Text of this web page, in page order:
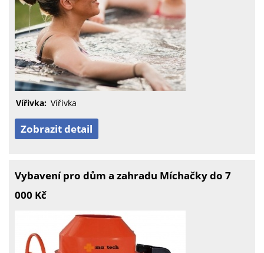
Vířivka: Vířivka
Zobrazit detail
Vybavení pro dům a zahradu Míchačky do 7
000 Kč